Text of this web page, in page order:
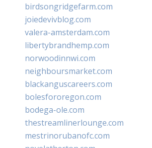
birdsongridgefarm.com
joiedevivblog.com
valera-amsterdam.com
libertybrandhemp.com
norwoodinnwi.com
neighboursmarket.com
blackanguscareers.com
bolesfororegon.com
bodega-ole.com
thestreamlinerlounge.com
mestrinorubanofc.com